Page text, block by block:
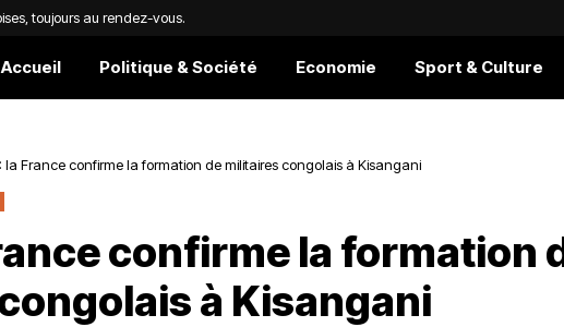
toujours au rendez-vous.
Accueil Politique & Société Economie Sport & Culture
: la France confirme la formation de militaires congolais à Kisangani
confirme la formation
à Kisangani